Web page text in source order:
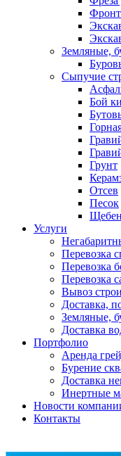
Земляные,
Сыпучие
Бой
Грунт
Отсев
Песок
Услуги
Перевозка
Перевозка
Перевозка
Вывоз
Доставка,
Земляные,
Доставка
Портфолио
Аренда
Бурение
Доставка
Инертные
Новости
Контакты